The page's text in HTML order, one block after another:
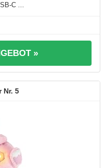
C ...
»
5